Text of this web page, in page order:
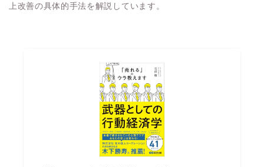
上改善の具体的手法を解説しています。